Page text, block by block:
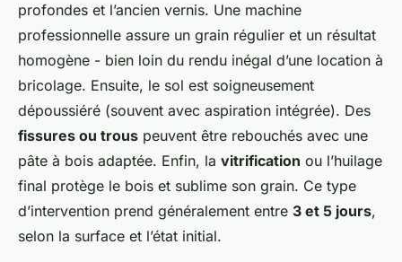
profondes et l’ancien vernis. Une machine
professionnelle assure un grain régulier et un résultat
homogène - bien loin du rendu inégal d’une location à
bricolage. Ensuite, le sol est soigneusement
dépoussiéré (souvent avec aspiration intégrée). Des
fissures ou trous peuvent être rebouchés avec une
pâte à bois adaptée. Enfin, la vitrification ou l’huilage
final protège le bois et sublime son grain. Ce type
d’intervention prend généralement entre 3 et 5 jours,
selon la surface et l’état initial.